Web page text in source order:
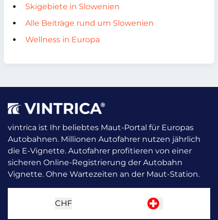
Skigebiete in Slowenien
Alle Beiträge rund um Slowenien
Wellness in Europa
vintrica ist Ihr beliebtes Maut-Portal für Europas
Autobahnen. Millionen Autofahrer nutzen jährlich
die E-Vignette. Autofahrer profitieren von einer
sicheren Online-Registrierung der Autobahn
Vignette. Ohne Wartezeiten an der Maut-Station.
CHF